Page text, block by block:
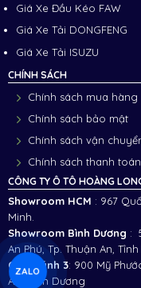
Giá Xe Đầu Kéo FAW
Giá Xe Tải DONGFENG
Giá Xe Tải ISUZU
CHÍNH SÁCH
Chính sách mua hàng
Chính sách bảo mật
Chính sách vận
Chính sách thanh toán
CÔNG TY Ô TÔ HOÀNG
Showroom HCM : 967
Minh.
Showroom Bình Dương :
An Phú, Tp. Thuận An,
Chi nhánh 3: 900 Mỹ
An, Bình Dương
ZALO